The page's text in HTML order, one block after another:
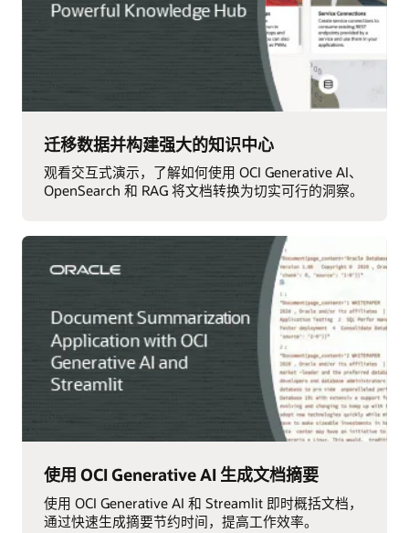
迁移数据并构建强大的知识中心
观看交互式演示，了解如何使用 OCI Generative AI、
OpenSearch 和 RAG 将文档转换为切实可行的洞察。
使用 OCI Generative AI 生成文档摘要
使用 OCI Generative AI 和 Streamlit 即时概括文档，
通过快速生成摘要节约时间，提高工作效率。